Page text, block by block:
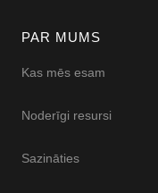
PAR MUMS
Kas mēs esam
Noderīgi resursi
Sazināties